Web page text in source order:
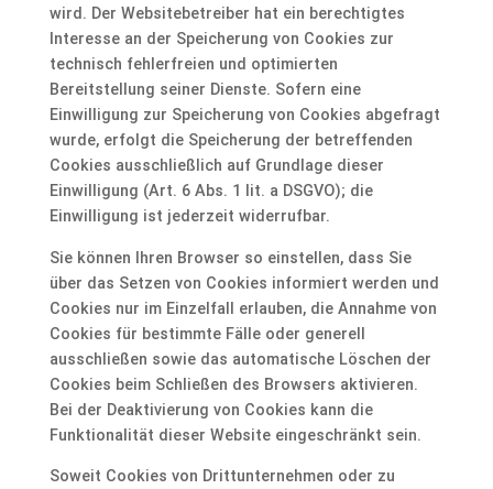
wird. Der Websitebetreiber hat ein berechtigtes
Interesse an der Speicherung von Cookies zur
technisch fehlerfreien und optimierten
Bereitstellung seiner Dienste. Sofern eine
Einwilligung zur Speicherung von Cookies abgefragt
wurde, erfolgt die Speicherung der betreffenden
Cookies ausschließlich auf Grundlage dieser
Einwilligung (Art. 6 Abs. 1 lit. a DSGVO); die
Einwilligung ist jederzeit widerrufbar.
Sie können Ihren Browser so einstellen, dass Sie
über das Setzen von Cookies informiert werden und
Cookies nur im Einzelfall erlauben, die Annahme von
Cookies für bestimmte Fälle oder generell
ausschließen sowie das automatische Löschen der
Cookies beim Schließen des Browsers aktivieren.
Bei der Deaktivierung von Cookies kann die
Funktionalität dieser Website eingeschränkt sein.
Soweit Cookies von Drittunternehmen oder zu